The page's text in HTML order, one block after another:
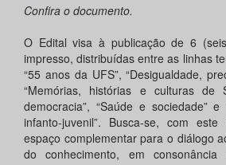
Confira o documento.
O Edital visa à publicação de 6
impresso, distribuídas entre as linhas
“55 anos da UFS”, “Desigualdade,
“Memórias, histórias e culturas de
democracia”, “Saúde e sociedade”
infanto-juvenil”. Busca-se, com
espaço complementar para o diálogo
do conhecimento, em